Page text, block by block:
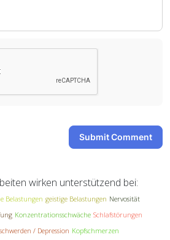
Submit Comment
wirken unterstützend bei:
Belastungen geistige Belastungen Nervosität
Konzentrationsschwäche Schlafstörungen
/ Depression Kopfschmerzen